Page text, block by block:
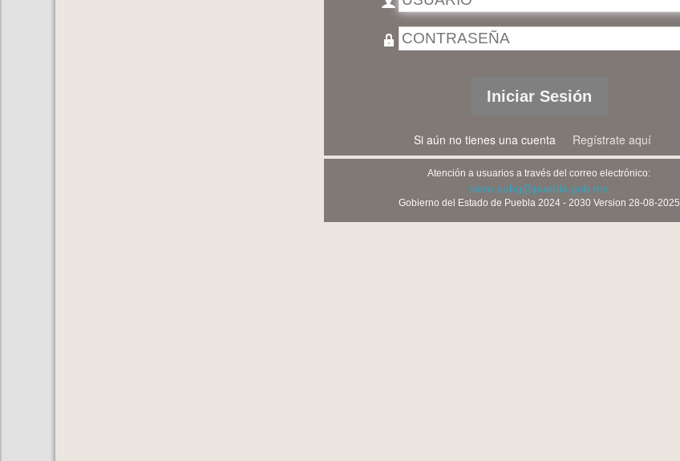
Si aún no tienes una cuenta Regístrate aquí
Atención a usuarios a través del correo electrónico:
siere.sabg@puebla.gob.mx
Gobierno del Estado de Puebla 2024 - 2030 Version 28-08-2025